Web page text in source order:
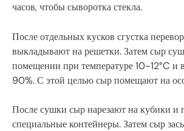
часов, чтобы сыворотка стекла.
После отдельных кусков сгустка
выкладывают на решетки. Затем сыр
помещении при температуре 10-12°C и
90%. С этой целью сыр помещают на
После сушки сыр нарезают на кубики и
специальные контейнеры. Затем сыр